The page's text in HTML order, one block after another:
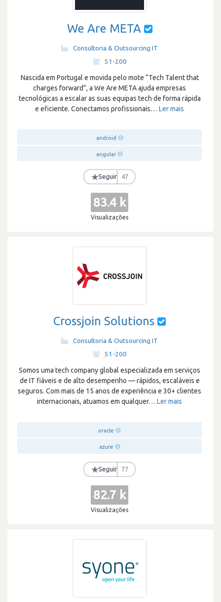
We Are META
Consultoria & Outsourcing IT
51-200
Nascida em Portugal e movida pelo mote “Tech Talent that
charges forward”, a We Are META ajuda empresas
tecnológicas a escalar as suas equipas tech de forma rápida
e eficiente. Conectamos profissionais… Ler mais
android
angular
★Seguir 47
83.4 k
Visualizações
Crossjoin Solutions
Consultoria & Outsourcing IT
51-200
Somos uma tech company global especializada em serviços
de IT fiáveis e de alto desempenho — rápidos, escaláveis e
seguros. Com mais de 15 anos de experiência e 30+ clientes
internacionais, atuamos em qualquer… Ler mais
oracle
azure
★Seguir 77
82.7 k
Visualizações